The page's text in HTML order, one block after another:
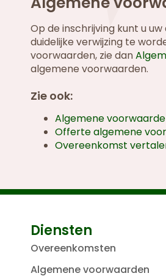
Op de inschrijving kunt u
duidelijke verwijzing te
voorwaarden, zie dan
algemene voorwaarden.
Zie ook:
Algemene
Offerte algemene
Overeenkomst
Diensten
Overeenkomsten
Algemene voorwaarden